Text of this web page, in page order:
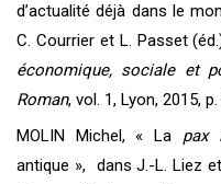
d’actualité déjà dans le
C. Courrier et L. Passet
économique, sociale et
Roman, vol. 1, Lyon, 2015,
MOLIN Michel, « La pax
antique », dans J.-L. Liez